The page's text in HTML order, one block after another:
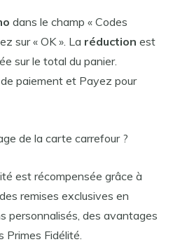
dans le champ « Codes
sur « OK ». La réduction est
sur le total du panier.
paiement et Payez pour
de la carte carrefour ?
est récompensée grâce à
remises exclusives en
personnalisés, des avantages
Primes Fidélité.